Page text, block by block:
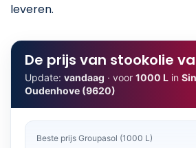
leveren.
De prijs van stookolie
Update: vandaag · voor 1000 L in
Oudenhove (9620)
Beste prijs Groupasol (1000 L)